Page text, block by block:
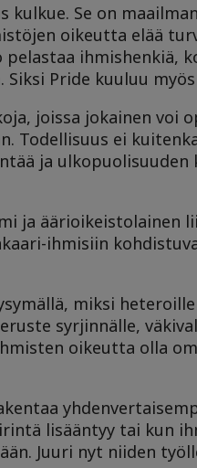
kulkue. Se on
oikeutta elää
ihmishenkiä,
Siksi Pride kuuluu
joissa jokainen voi
Todellisuus ei
ja
ja äärioikeistolainen
ihmisiin
miksi
syrjinnälle,
oikeutta olla
lisääntyy tai kun
Juuri nyt niiden